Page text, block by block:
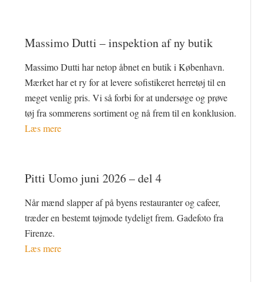
Massimo Dutti – inspektion af ny butik
Massimo Dutti har netop åbnet en butik i København.
Mærket har et ry for at levere sofistikeret herretøj til en
meget venlig pris. Vi så forbi for at undersøge og prøve
tøj fra sommerens sortiment og nå frem til en konklusion.
Læs mere
Pitti Uomo juni 2026 – del 4
Når mænd slapper af på byens restauranter og cafeer,
træder en bestemt tøjmode tydeligt frem. Gadefoto fra
Firenze.
Læs mere